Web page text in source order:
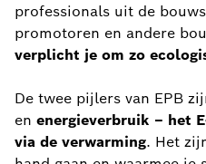
professionals uit de
promotoren en andere
verplicht je om zo
De twee pijlers van EPB
en energieverbruik – het
via de verwarming. Het